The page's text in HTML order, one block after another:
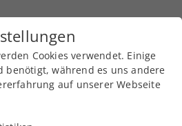
Cookies verwendet. Einige
benötigt, während es uns andere
auf unserer Webseite